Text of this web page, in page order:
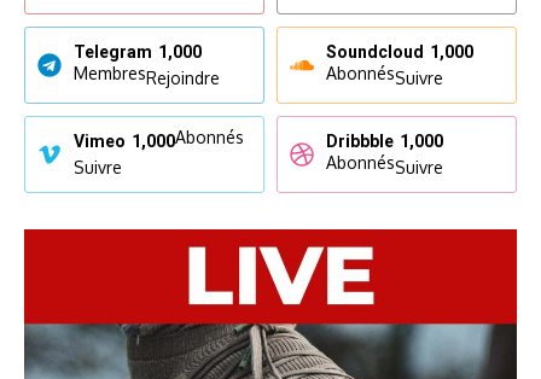
Telegram 1,000
MembresRejoindre
Soundcloud 1,000
AbonnésSuivre
Vimeo 1,000Abonnés
Suivre
Dribbble 1,000
AbonnésSuivre